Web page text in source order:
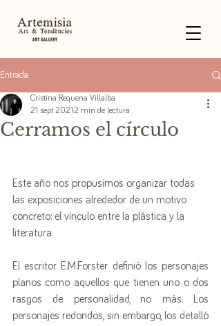
Entrada
Cerramos el círculo
Cristina Requena Villalba
21 sept 2021 2 min de lectura
Este año nos propusimos organizar todas
las exposiciones alrededor de un motivo
concreto: el vínculo entre la plástica y la
literatura.
El escritor E.M.Forster definió los personajes
planos como aquellos que tienen uno o dos
rasgos de personalidad, no más. Los
personajes redondos, sin embargo, los detalló